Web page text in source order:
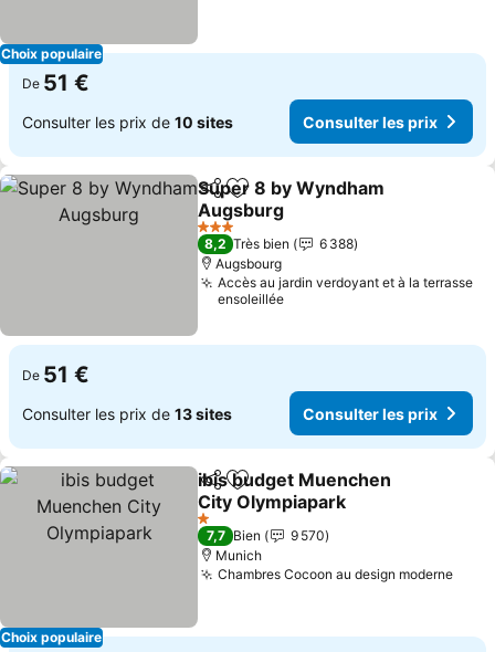
Choix populaire
De 51 €
Consulter les prix de 10 sites Consulter les prix
PartagerAjouter à mes favoris
Super 8 by Wyndham
Augsburg
Consulter les prix
3 Étoiles
8,2 Très bien
6 388
Augsbourg
Accès au jardin verdoyant et à la terrasse
ensoleillée
De 51 €
Consulter les prix de 13 sites Consulter les prix
Choix populaire
PartagerAjouter à mes favoris
ibis budget Muenchen
City Olympiapark
Consulter les prix
1 Étoiles
7,7 Bien
9 570
Munich
Chambres Cocoon au design moderne